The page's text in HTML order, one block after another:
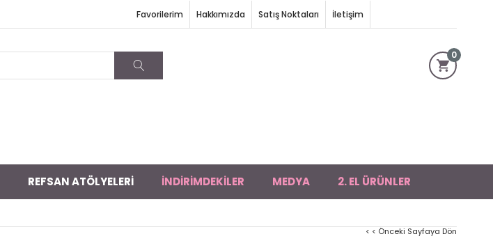
Hakkımızda Satış Noktaları İletişim
Favorilerim
0
REFSAN ATÖLYELERİ İNDİRİMDEKİLER MEDYA 2. EL ÜRÜNLER
< < Önceki Sayfaya Dön